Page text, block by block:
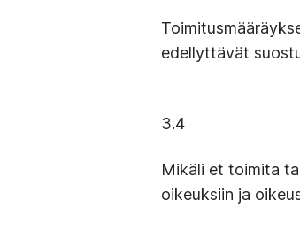
edellyttävät
3.4
Mikäli et toimita
oikeuksiin ja